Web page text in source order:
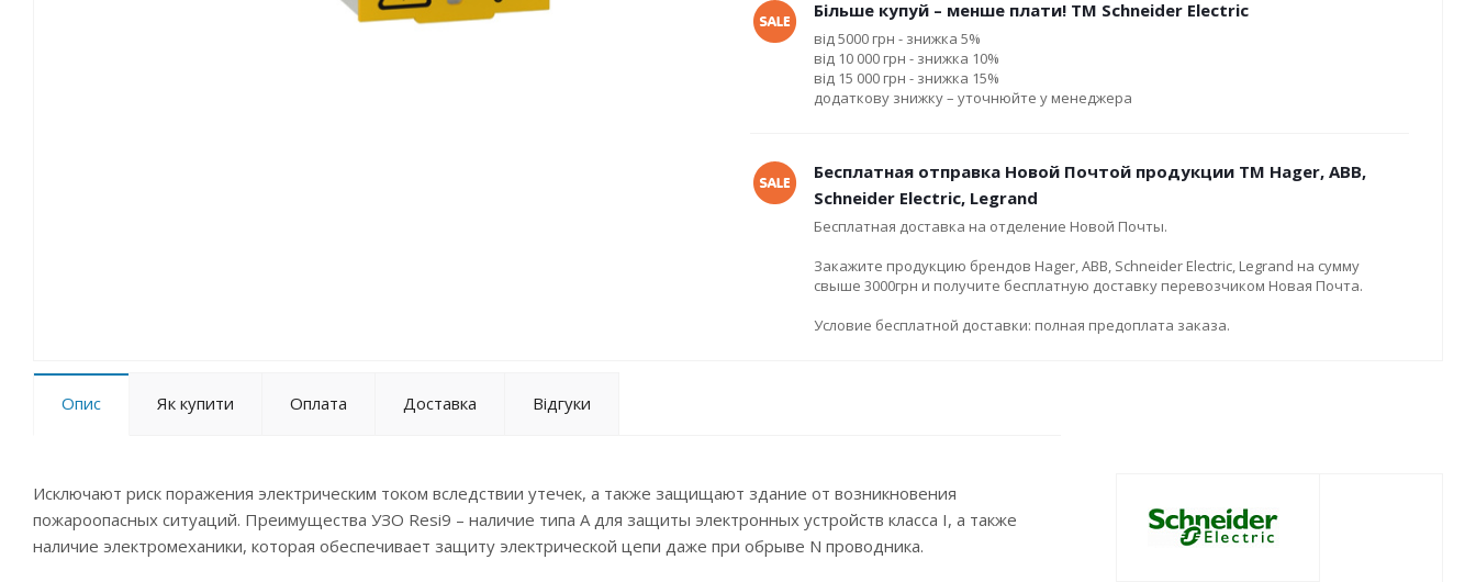
Більше купуй – менше плати! ТМ Schneider Electric
від 5000 грн - знижка 5%
від 10 000 грн - знижка 10%
від 15 000 грн - знижка 15%
додаткову знижку – уточнюйте у менеджера
Бесплатная отправка Новой Почтой продукции ТМ Hager, ABB,
Schneider Electric, Legrand
Бесплатная доставка на отделение Новой Почты.
Закажите продукцию брендов Hager, ABB, Schneider Electric, Legrand на сумму
свыше 3000грн и получите бесплатную доставку перевозчиком Новая Почта.
Условие бесплатной доставки: полная предоплата заказа.
Опис Як купити Оплата Доставка Відгуки
Исключают риск поражения электрическим током вследствии утечек, а также защищают здание от возникновения
пожароопасных ситуаций. Преимущества УЗО Resi9 – наличие типа А для защиты электронных устройств класса I, а также
наличие электромеханики, которая обеспечивает защиту электрической цепи даже при обрыве N проводника.